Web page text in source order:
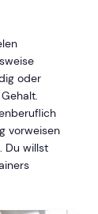
oder
vorweisen
Du willst